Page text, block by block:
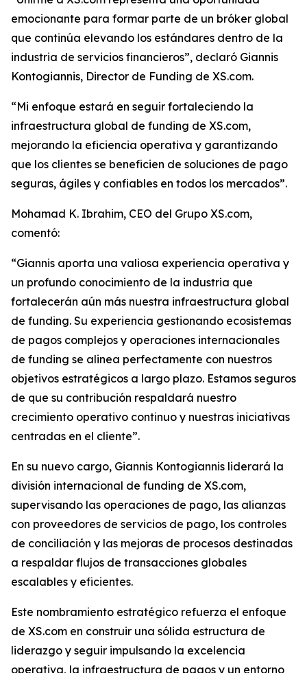
emocionante para formar parte de un bróker global
que continúa elevando los estándares dentro de la
industria de servicios financieros”, declaró Giannis
Kontogiannis, Director de Funding de XS.com.
“Mi enfoque estará en seguir fortaleciendo la
infraestructura global de funding de XS.com,
mejorando la eficiencia operativa y garantizando
que los clientes se beneficien de soluciones de pago
seguras, ágiles y confiables en todos los mercados”.
Mohamad K. Ibrahim, CEO del Grupo XS.com,
comentó:
“Giannis aporta una valiosa experiencia operativa y
un profundo conocimiento de la industria que
fortalecerán aún más nuestra infraestructura global
de funding. Su experiencia gestionando ecosistemas
de pagos complejos y operaciones internacionales
de funding se alinea perfectamente con nuestros
objetivos estratégicos a largo plazo. Estamos seguros
de que su contribución respaldará nuestro
crecimiento operativo continuo y nuestras iniciativas
centradas en el cliente”.
En su nuevo cargo, Giannis Kontogiannis liderará la
división internacional de funding de XS.com,
supervisando las operaciones de pago, las alianzas
con proveedores de servicios de pago, los controles
de conciliación y las mejoras de procesos destinadas
a respaldar flujos de transacciones globales
escalables y eficientes.
Este nombramiento estratégico refuerza el enfoque
de XS.com en construir una sólida estructura de
liderazgo y seguir impulsando la excelencia
operativa, la infraestructura de pagos y un entorno